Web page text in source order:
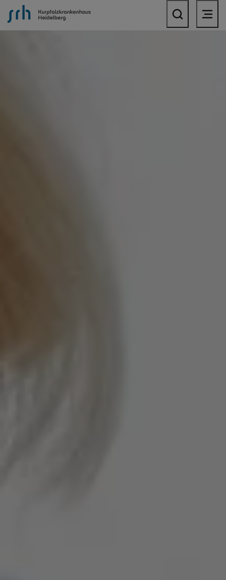
SRH Kurpfalzkrankenhaus